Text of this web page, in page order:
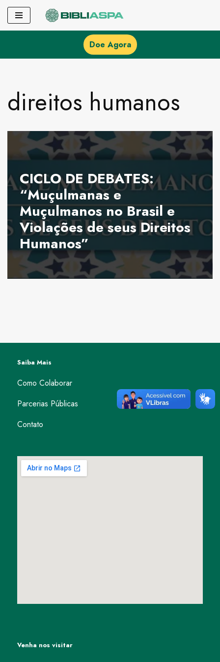
Pular
o
Doe Agora
direitos humanos
CICLO DE DEBATES:
“Muçulmanas e
Muçulmanos no Brasil e
Violações de seus Direitos
Humanos”
Saiba Mais
Como Colaborar
Parcerias Públicas
Contato
Venha nos visitar